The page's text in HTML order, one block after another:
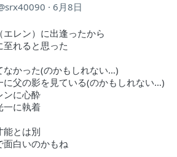
srx40090
6月8日
エレン）に出逢ったから
至れると思った
なかった(のかもしれない…)
に父の影を見ている(のかもしれない…)
ンに心酔
一に執着
能とは別
面白いのかもね